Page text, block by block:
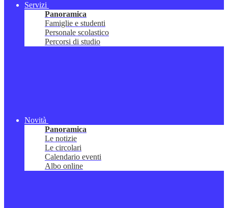
Servizi
Panoramica
Famiglie e studenti
Personale scolastico
Percorsi di studio
Novità
Panoramica
Le notizie
Le circolari
Calendario eventi
Albo online